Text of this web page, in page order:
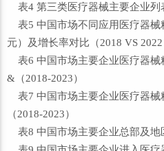
表4 第三类医疗器械主要企业列
表5 中国市场不同应用医疗器械
元）及增长率对比（2018 VS 2022
表6 中国市场主要企业医疗器械
&（2018-2023）
表7 中国市场主要企业医疗器械
（2018-2023）
表8 中国市场主要企业总部及地